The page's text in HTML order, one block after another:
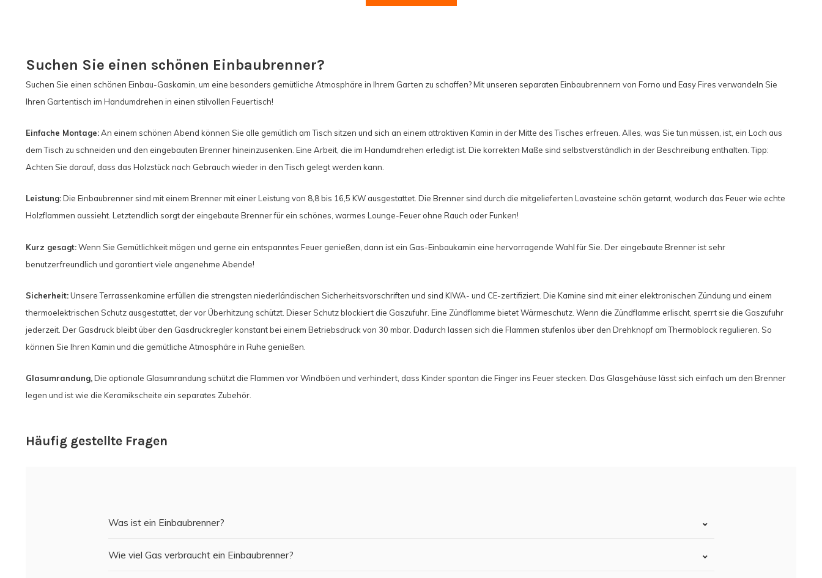
Suchen Sie einen schönen Einbaubrenner?
Suchen Sie einen schönen Einbau-Gaskamin, um eine besonders gemütliche Atmosphäre in Ihrem Garten zu schaffen? Mit unseren separaten Einbaubrennern von Forno und Easy Fires verwandeln Sie
Ihren Gartentisch im Handumdrehen in einen stilvollen Feuertisch!
Einfache Montage:An einem schönen Abend können Sie alle gemütlich am Tisch sitzen und sich an einem attraktiven Kamin in der Mitte des Tisches erfreuen. Alles, was Sie tun müssen, ist, ein Loch aus
dem Tisch zu schneiden und den eingebauten Brenner hineinzusenken. Eine Arbeit, die im Handumdrehen erledigt ist. Die korrekten Maße sind selbstverständlich in der Beschreibung enthalten. Tipp:
Achten Sie darauf, dass das Holzstück nach Gebrauch wieder in den Tisch gelegt werden kann.
Leistung:Die Einbaubrenner sind mit einem Brenner mit einer Leistung von 8,8 bis 16,5 KW ausgestattet. Die Brenner sind durch die mitgelieferten Lavasteine ​​schön getarnt, wodurch das Feuer wie echte
Holzflammen aussieht. Letztendlich sorgt der eingebaute Brenner für ein schönes, warmes Lounge-Feuer ohne Rauch oder Funken!
Kurz gesagt:Wenn Sie Gemütlichkeit mögen und gerne ein entspanntes Feuer genießen, dann ist ein Gas-Einbaukamin eine hervorragende Wahl für Sie. Der eingebaute Brenner ist sehr
benutzerfreundlich und garantiert viele angenehme Abende!
Sicherheit:Unsere Terrassenkamine erfüllen die strengsten niederländischen Sicherheitsvorschriften und sind KIWA- und CE-zertifiziert. Die Kamine sind mit einer elektronischen Zündung und einem
thermoelektrischen Schutz ausgestattet, der vor Überhitzung schützt. Dieser Schutz blockiert die Gaszufuhr. Eine Zündflamme bietet Wärmeschutz. Wenn die Zündflamme erlischt, sperrt sie die Gaszufuhr
jederzeit. Der Gasdruck bleibt über den Gasdruckregler konstant bei einem Betriebsdruck von 30 mbar. Dadurch lassen sich die Flammen stufenlos über den Drehknopf am Thermoblock regulieren. So
können Sie Ihren Kamin und die gemütliche Atmosphäre in Ruhe genießen.
Glasumrandung,Die optionale Glasumrandung schützt die Flammen vor Windböen und verhindert, dass Kinder spontan die Finger ins Feuer stecken. Das Glasgehäuse lässt sich einfach um den Brenner
legen und ist wie die Keramikscheite ein separates Zubehör.
Häufig gestellte Fragen
Was ist ein Einbaubrenner?
Wie viel Gas verbraucht ein Einbaubrenner?